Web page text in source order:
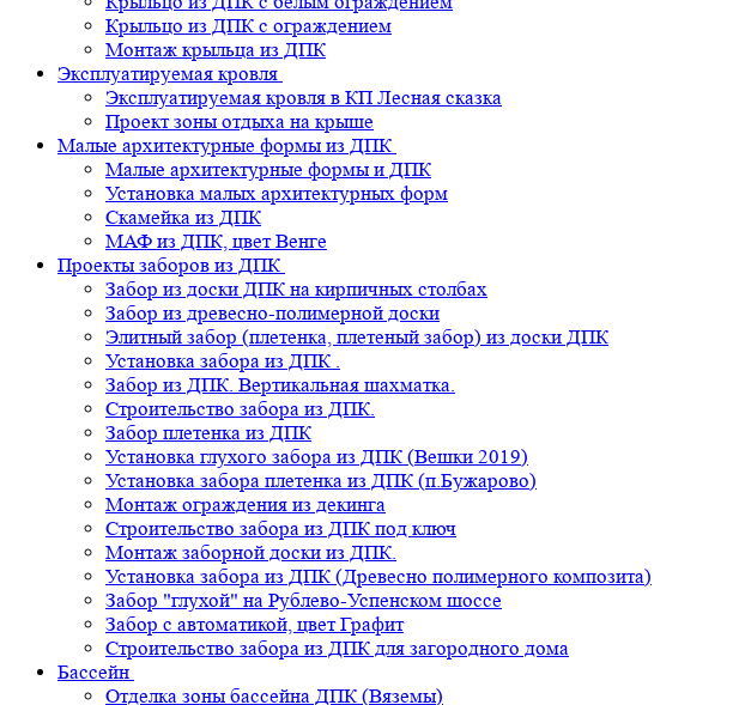
Крыльцо из ДПК с ограждением
Монтаж крыльца из ДПК
Эксплуатируемая кровля
Эксплуатируемая кровля в КП Лесная сказка
Проект зоны отдыха на крыше
Малые архитектурные формы из ДПК
Малые архитектурные формы и ДПК
Установка малых архитектурных форм
Скамейка из ДПК
МАФ из ДПК, цвет Венге
Проекты заборов из ДПК
Забор из доски ДПК на кирпичных столбах
Забор из древесно-полимерной доски
Элитный забор (плетенка, плетеный забор) из доски ДПК
Установка забора из ДПК .
Забор из ДПК. Вертикальная шахматка.
Строительство забора из ДПК.
Забор плетенка из ДПК
Установка глухого забора из ДПК (Вешки 2019)
Установка забора плетенка из ДПК (п.Бужарово)
Монтаж ограждения из декинга
Строительство забора из ДПК под ключ
Монтаж заборной доски из ДПК.
Установка забора из ДПК (Древесно полимерного композита)
Забор "глухой" на Рублево-Успенском шоссе
Забор с автоматикой, цвет Графит
Строительство забора из ДПК для загородного дома
Бассейн
Отделка зоны бассейна ДПК (Вяземы)